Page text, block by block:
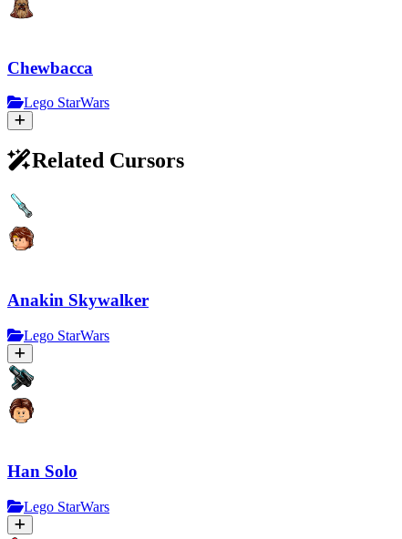
Chewbacca
Lego StarWars
Related Cursors
Anakin Skywalker
Lego StarWars
Han Solo
Lego StarWars